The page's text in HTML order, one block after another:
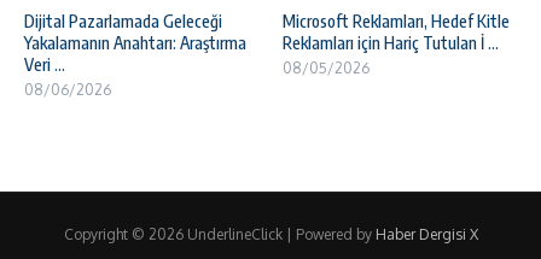
Dijital Pazarlamada Geleceği
Yakalamanın Anahtarı: Araştırma
Veri ...
08/06/2026
Microsoft Reklamları, Hedef Kitle
Reklamları için Hariç Tutulan İ ...
08/05/2026
Copyright © 2026 UnderlineClick | Powered by Haber Dergisi X